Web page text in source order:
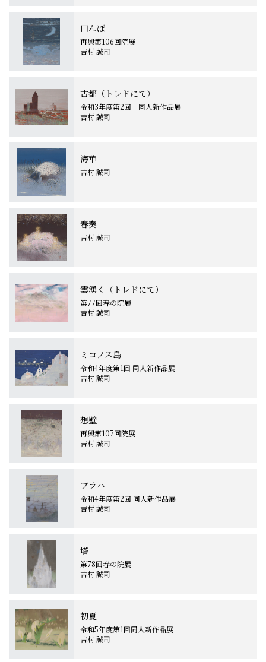
田んぼ
再興第106回院展
吉村 誠司
古都（トレドにて）
令和3年度第2回 同人新作品展
吉村 誠司
海華
吉村 誠司
春奏
吉村 誠司
雲湧く（トレドにて）
第77回春の院展
吉村 誠司
ミコノス島
令和4年度第1回 同人新作品展
吉村 誠司
想壁
再興第107回院展
吉村 誠司
プラハ
令和4年度第2回 同人新作品展
吉村 誠司
塔
第78回春の院展
吉村 誠司
初夏
令和5年度第1回同人新作品展
吉村 誠司